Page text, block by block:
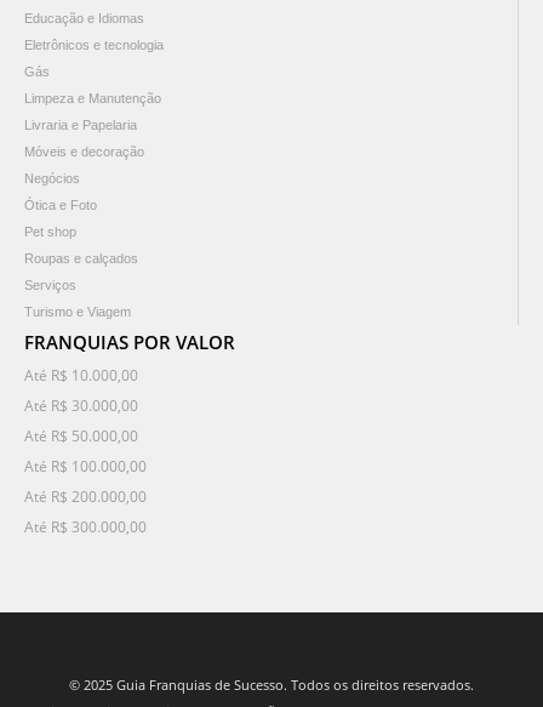
Educação e Idiomas
Eletrônicos e tecnologia
Gás
Limpeza e Manutenção
Livraria e Papelaria
Móveis e decoração
Negócios
Ótica e Foto
Pet shop
Roupas e calçados
Serviços
Turismo e Viagem
FRANQUIAS POR VALOR
Até R$ 10.000,00
Até R$ 30.000,00
Até R$ 50.000,00
Até R$ 100.000,00
Até R$ 200.000,00
Até R$ 300.000,00
© 2025 Guia Franquias de Sucesso. Todos os direitos reservados.